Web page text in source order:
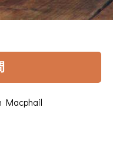
Sherry 55.1%
Macphail